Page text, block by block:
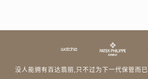
没人能拥有百达翡丽,只不过为下一代保管而已